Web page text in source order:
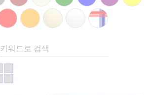
키워드로 검색